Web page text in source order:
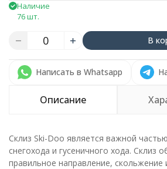
Наличие
76 шт.
В
Написать в Whatsapp
Описание
Склиз Ski-Doo является важной
снегохода и гусеничного хода. Склиз
правильное направление, скольжение